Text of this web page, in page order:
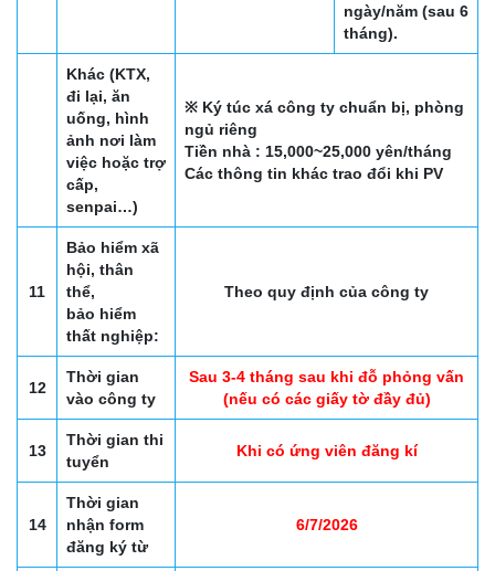
ngày/năm (sau 6
tháng).
Khác (KTX,
đi lại, ăn
uống, hình
ảnh nơi làm
việc hoặc trợ
cấp,
senpai…)
※ Ký túc xá công ty chuẩn bị, phòng
ngủ riêng
Tiền nhà : 15,000~25,000 yên/tháng
Các thông tin khác trao đổi khi PV
11
Bảo hiểm xã
hội, thân
thể,
bảo hiểm
thất nghiệp:
Theo quy định của công ty
12
Thời gian
vào công ty
Sau 3-4 tháng sau khi đỗ phỏng vấn
(nếu có các giấy tờ đầy đủ)
13
Thời gian thi
tuyển
Khi có ứng viên đăng kí
14
Thời gian
nhận form
đăng ký từ
6/7/2026